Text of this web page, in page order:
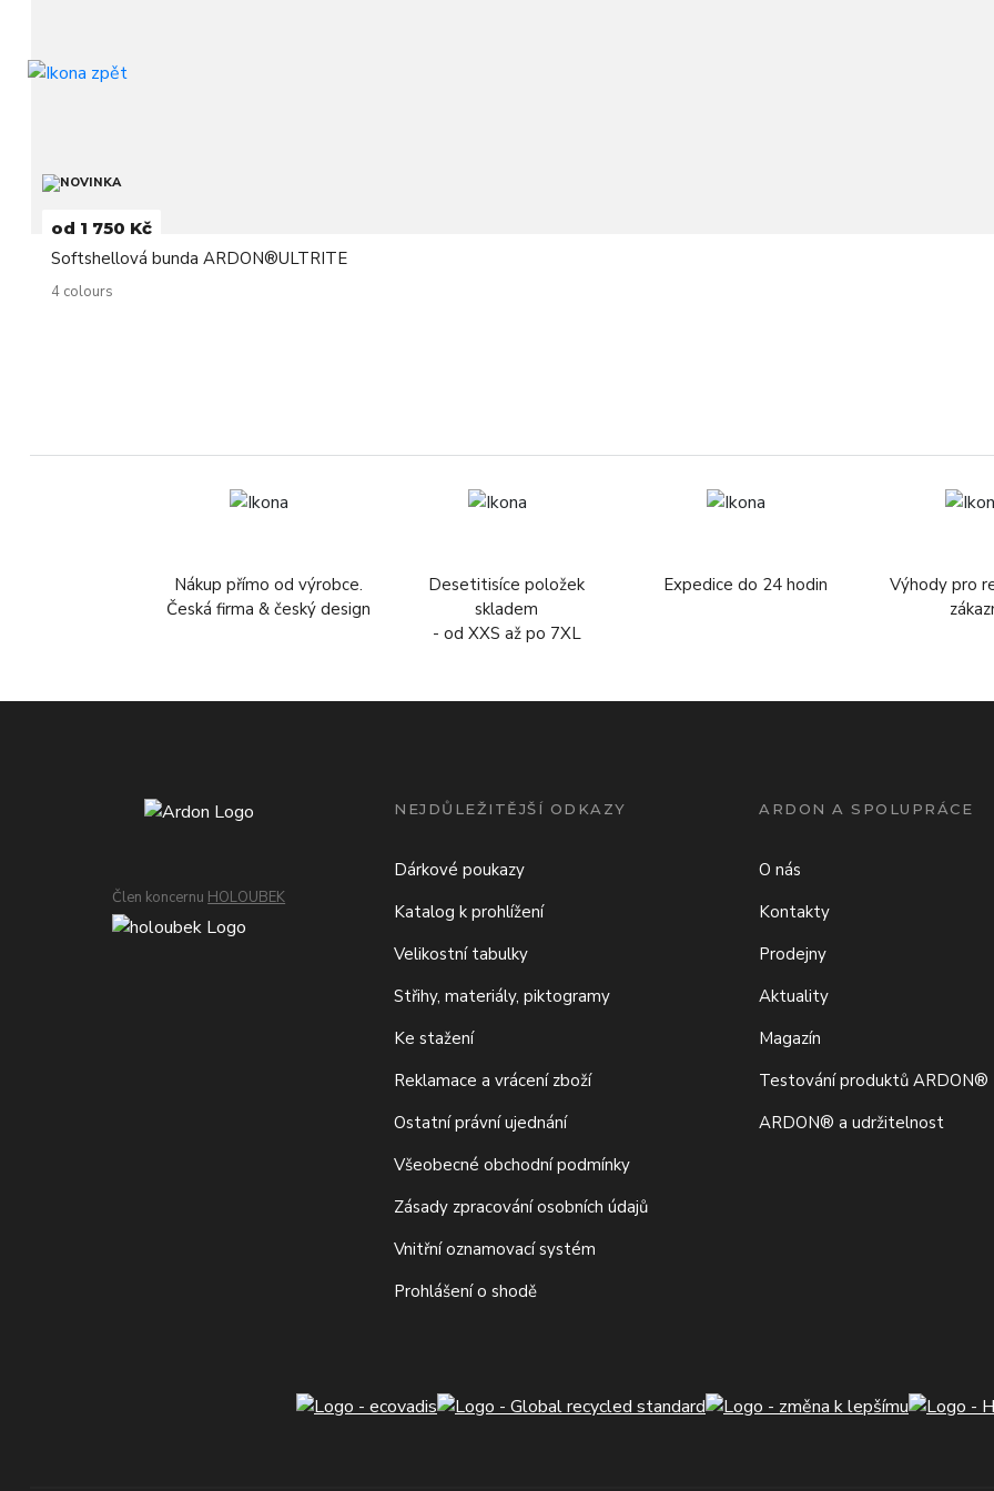
od 1 750 Kč
Softshellová bunda ARDON®ULTRITE
4 colours
Nákup přímo od výrobce.
Česká firma & český design
Desetitisíce položek
skladem
- od XXS až po 7XL
Expedice do 24 hodin
Výhody pro
Člen koncernu HOLOUBEK
NEJDŮLEŽITĚJŠÍ ODKAZY
Dárkové poukazy
Katalog k prohlížení
Velikostní tabulky
Střihy, materiály, piktogramy
Ke stažení
Reklamace a vrácení zboží
Ostatní právní ujednání
Všeobecné obchodní podmínky
Zásady zpracování osobních údajů
Vnitřní oznamovací systém
Prohlášení o shodě
ARDON A SPOLUPRÁCE
O nás
Kontakty
Prodejny
Aktuality
Magazín
Testování produktů ARDON®
ARDON® a udržitelnost